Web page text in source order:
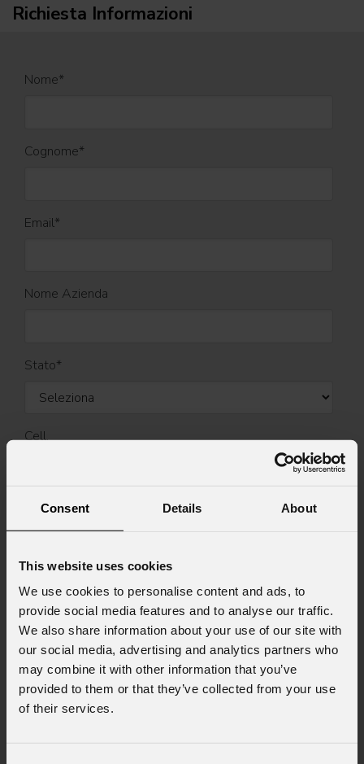
Consent Details About
This website uses cookies
We use cookies to personalise content and ads, to
provide social media features and to analyse our traffic.
We also share information about your use of our site with
our social media, advertising and analytics partners who
may combine it with other information that you’ve
provided to them or that they’ve collected from your use
of their services.
Richiesta Informazioni
Nome*
Cognome*
Email*
Nome Azienda
Stato*
Cell.
Messaggio
Consenso al marketing
Acconsento al trattamento dei dati per
ricevere informazioni commerciali e iniziative di
marketing.
Consenso al trattamento dei dati
personali